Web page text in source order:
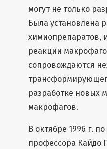
могут не только
Была установлена
химиопрепаратов,
реакции
сопровождаются
разработке новых
макрофагов.
В октябре 1996 г.
профессора Кайдо